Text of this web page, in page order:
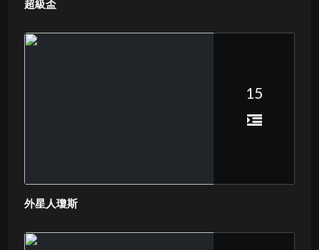
超級盃
15
外星人瓊斯